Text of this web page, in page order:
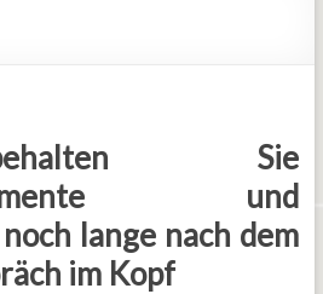
Sie
und
lange nach dem
im Kopf